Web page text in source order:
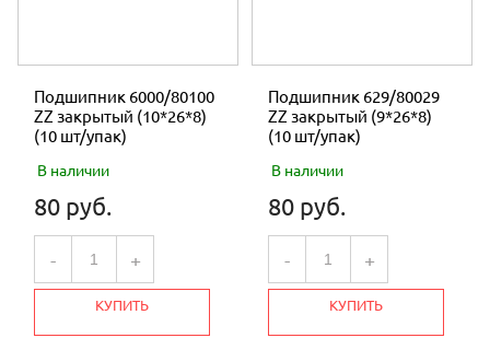
Подшипник 6000/80100
ZZ закрытый (10*26*8)
(10 шт/упак)
В наличии
80 руб.
- +
КУПИТЬ
Подшипник 629/80029
ZZ закрытый (9*26*8)
(10 шт/упак)
В наличии
80 руб.
- +
КУПИТЬ